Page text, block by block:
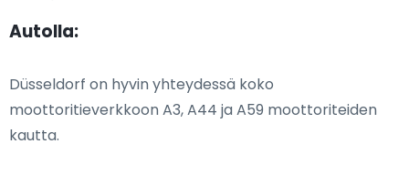
Autolla:
Düsseldorf on hyvin yhteydessä koko
moottoritieverkkoon A3, A44 ja A59 moottoriteiden
kautta.